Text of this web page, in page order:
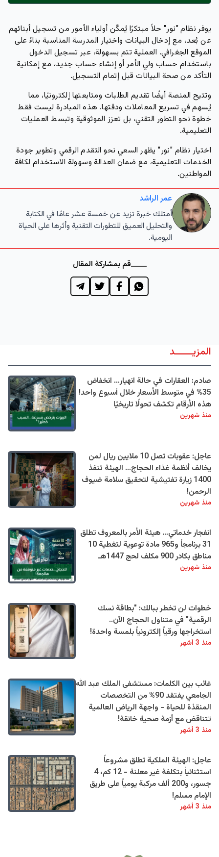
يوفر نظام "نور" حلاً مبتكرًا يُمكّن أولياء الأمور من تسجيل أبنائهم
عن بُعد، مع إدخال البيانات واختيار المدرسة المناسبة بناءً على
الموقع الجغرافي. العملية تتم بسهولة، عبر تسجيل الدخول
باستخدام حساب ولي الأمر أو إنشاء حساب جديد، مع إمكانية
التأكد من صحة البيانات قبل إتمام التسجيل.
وتتيح المنصة أيضًا تقديم الطلبات ومتابعتها إلكترونيًا، مما
يُسهم في تسريع المعاملات ودقتها. هذه المبادرة ليست فقط
خطوة نحو التطور التقني، بل تعزز الموثوقية وتبسط العمليات
التعليمية.
اختيار نظام "نور" يظهر السعي نحو التقدم الرقمي وتطوير جودة
الخدمات التعليمية، مع ضمان العدالة وسهولة الاستخدام لكافة
المواطنين.
عمر الراشد
أمتلك خبرة تزيد عن خمسة عشر عامًا في الكتابة
والتحليل العميق للتطورات التقنية وأثرها على الحياة
اليومية.
قم بمشاركة المقال
المزيــــــد
صادم: العقارات في حالة انهيار... انخفاض
35% في متوسط الأسعار خلال أسبوع واحد!
هذه الأرقام تكشف تحولًا تاريخيًا
منذ شهرين
عاجل: عقوبات تصل 10 ملايين ريال لمن
يخالف أنظمة غذاء الحجاج… الهيئة تنفذ
1400 زيارة تفتيشية لتحقيق سلامة ضيوف
الرحمن!
منذ شهرين
انفجار خدماتي… هيئة الأمر بالمعروف تطلق
31 برنامجاً و965 مادة توعوية لتغطية 10
مناطق بكادر 900 مكلف لحج 1447هـ
منذ شهرين
خطوات لن تخطر ببالك: "بطاقة نسك
الرقمية" في متناول الحجاج الآن..
استخراجها ورقياً إلكترونياً بلمسة واحدة!
منذ 3 أشهر
غائب بين الكلمات: مستشفى الملك عبد الله
الجامعي يفتقد 90% من التخصصات
المنقذة للحياة - واجهة الرياض العالمية
تتناقض مع أزمة صحية خانقة!
منذ 3 أشهر
عاجل: الهيئة الملكية تطلق مشروعاً
استثنائياً بتكلفة غير معلنة - 12 كم، 4
جسور، و200 ألف مركبة يومياً على طريق
الإمام مسلم!
منذ 3 أشهر